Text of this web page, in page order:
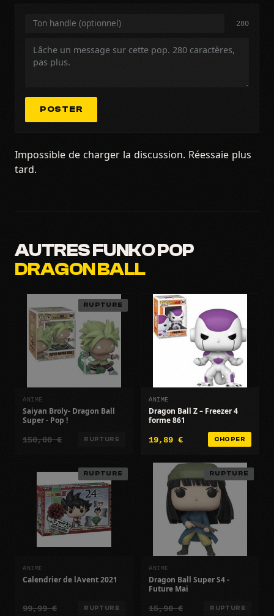
280
POSTER
Impossible de charger la discussion. Réessaie plus
tard.
AUTRES FUNKO POP
DRAGON BALL
RUPTURE
ANIME
Saiyan Broly- Dragon Ball
Super - Pop !
150,00 € RUPTURE
ANIME
Dragon Ball Z – Freezer 4
forme 861
19,89 € CHOPER
RUPTURE
ANIME
Calendrier de lAvent 2021
99,99 € RUPTURE
RUPTURE
ANIME
Dragon Ball Super S4 -
Future Mai
15,90 € RUPTURE